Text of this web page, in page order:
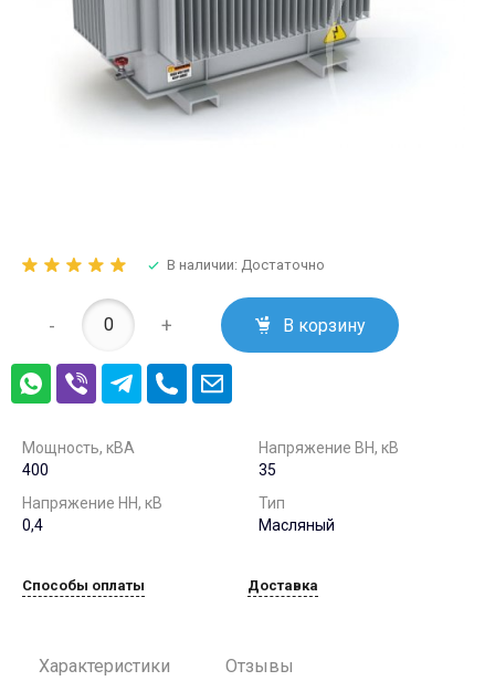
В наличии: Достаточно
- + В корзину
Мощность, кВА
400
Напряжение ВН, кВ
35
Напряжение НН, кВ
0,4
Тип
Масляный
Способы оплаты Доставка
Характеристики Отзывы